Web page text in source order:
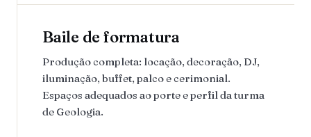
Baile de formatura
Produção completa: locação, decoração, DJ,
iluminação, buffet, palco e cerimonial.
Espaços adequados ao porte e perfil da turma
de Geologia.